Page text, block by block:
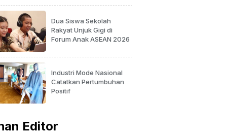
Dua Siswa Sekolah
Rakyat Unjuk Gigi di
Forum Anak ASEAN 2026
Industri Mode Nasional
Catatkan Pertumbuhan
Positif
Editor